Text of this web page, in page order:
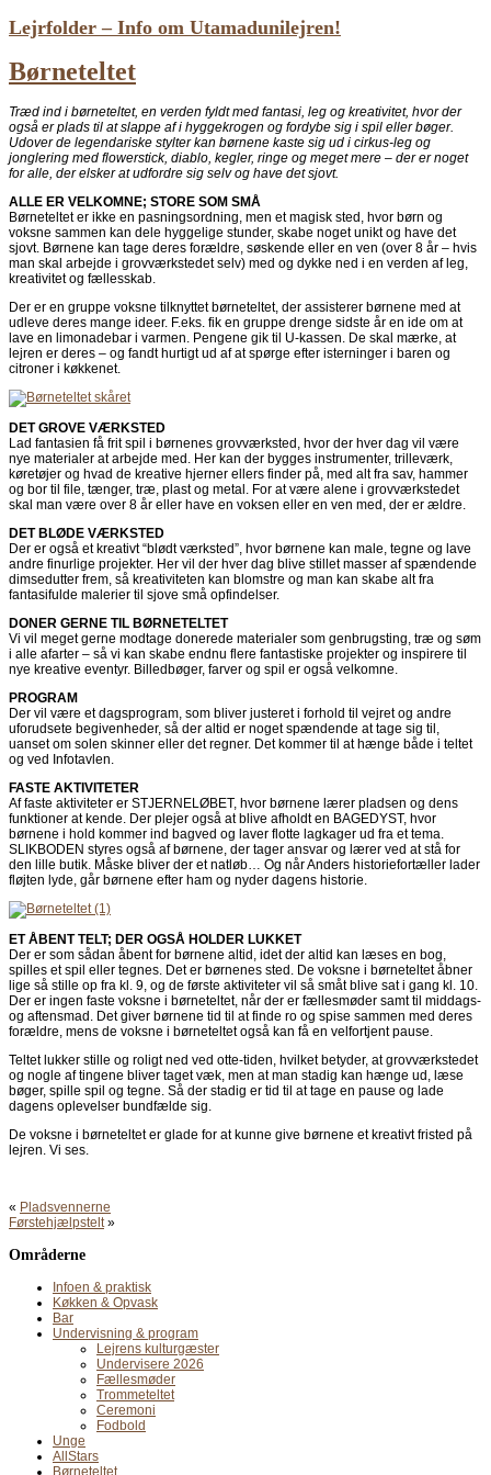
Lejrfolder – Info om Utamadunilejren!
Børneteltet
Træd ind i børneteltet, en verden fyldt med fantasi, leg og kreativitet, hvor der
også er plads til at slappe af i hyggekrogen og fordybe sig i spil eller bøger.
Udover de legendariske stylter kan børnene kaste sig ud i cirkus-leg og
jonglering med flowerstick, diablo, kegler, ringe og meget mere – der er noget
for alle, der elsker at udfordre sig selv og have det sjovt.
ALLE ER VELKOMNE; STORE SOM SMÅ
Børneteltet er ikke en pasningsordning, men et magisk sted, hvor børn og
voksne sammen kan dele hyggelige stunder, skabe noget unikt og have det
sjovt. Børnene kan tage deres forældre, søskende eller en ven (over 8 år – hvis
man skal arbejde i grovværkstedet selv) med og dykke ned i en verden af leg,
kreativitet og fællesskab.
Der er en gruppe voksne tilknyttet børneteltet, der assisterer børnene med at
udleve deres mange ideer. F.eks. fik en gruppe drenge sidste år en ide om at
lave en limonadebar i varmen. Pengene gik til U-kassen. De skal mærke, at
lejren er deres – og fandt hurtigt ud af at spørge efter isterninger i baren og
citroner i køkkenet.
DET GROVE VÆRKSTED
Lad fantasien få frit spil i børnenes grovværksted, hvor der hver dag vil være
nye materialer at arbejde med. Her kan der bygges instrumenter, trilleværk,
køretøjer og hvad de kreative hjerner ellers finder på, med alt fra sav, hammer
og bor til file, tænger, træ, plast og metal. For at være alene i grovværkstedet
skal man være over 8 år eller have en voksen eller en ven med, der er ældre.
DET BLØDE VÆRKSTED
Der er også et kreativt “blødt værksted”, hvor børnene kan male, tegne og lave
andre finurlige projekter. Her vil der hver dag blive stillet masser af spændende
dimsedutter frem, så kreativiteten kan blomstre og man kan skabe alt fra
fantasifulde malerier til sjove små opfindelser.
DONER GERNE TIL BØRNETELTET
Vi vil meget gerne modtage donerede materialer som genbrugsting, træ og søm
i alle afarter – så vi kan skabe endnu flere fantastiske projekter og inspirere til
nye kreative eventyr. Billedbøger, farver og spil er også velkomne.
PROGRAM
Der vil være et dagsprogram, som bliver justeret i forhold til vejret og andre
uforudsete begivenheder, så der altid er noget spændende at tage sig til,
uanset om solen skinner eller det regner. Det kommer til at hænge både i teltet
og ved Infotavlen.
FASTE AKTIVITETER
Af faste aktiviteter er STJERNELØBET, hvor børnene lærer pladsen og dens
funktioner at kende. Der plejer også at blive afholdt en BAGEDYST, hvor
børnene i hold kommer ind bagved og laver flotte lagkager ud fra et tema.
SLIKBODEN styres også af børnene, der tager ansvar og lærer ved at stå for
den lille butik. Måske bliver der et natløb… Og når Anders historiefortæller lader
fløjten lyde, går børnene efter ham og nyder dagens historie.
ET ÅBENT TELT; DER OGSÅ HOLDER LUKKET
Der er som sådan åbent for børnene altid, idet der altid kan læses en bog,
spilles et spil eller tegnes. Det er børnenes sted. De voksne i børneteltet åbner
lige så stille op fra kl. 9, og de første aktiviteter vil så småt blive sat i gang kl. 10.
Der er ingen faste voksne i børneteltet, når der er fællesmøder samt til middags-
og aftensmad. Det giver børnene tid til at finde ro og spise sammen med deres
forældre, mens de voksne i børneteltet også kan få en velfortjent pause.
Teltet lukker stille og roligt ned ved otte-tiden, hvilket betyder, at grovværkstedet
og nogle af tingene bliver taget væk, men at man stadig kan hænge ud, læse
bøger, spille spil og tegne. Så der stadig er tid til at tage en pause og lade
dagens oplevelser bundfælde sig.
De voksne i børneteltet er glade for at kunne give børnene et kreativt fristed på
lejren. Vi ses.
« Pladsvennerne
Førstehjælpstelt»
Områderne
Infoen & praktisk
Køkken & Opvask
Bar
Undervisning & program
Lejrens kulturgæster
Undervisere 2026
Fællesmøder
Trommeteltet
Ceremoni
Fodbold
Unge
AllStars
Børneteltet